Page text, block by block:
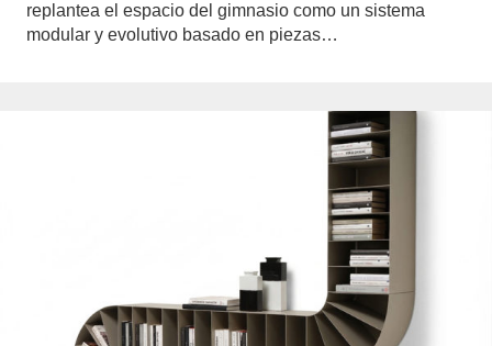
replantea el espacio del gimnasio como un sistema
modular y evolutivo basado en piezas…